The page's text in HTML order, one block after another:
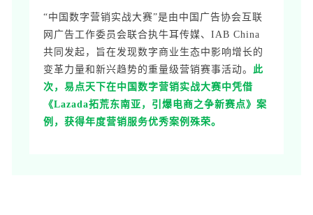
“中国数字营销实战大赛”是由中国广告协会互联
网广告工作委员会联合执牛耳传媒、IAB China
共同发起，旨在发现数字商业生态中影响增长的
变革力量和新兴趋势的重量级营销赛事活动。 此
次，易点天下在中国数字营销实战大赛中凭借
《Lazada拓荒东南亚，引爆电商之争新赛点》案
例，获得年度营销服务优秀案例殊荣。